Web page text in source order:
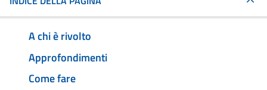
A chi è rivolto
Approfondimenti
Come fare